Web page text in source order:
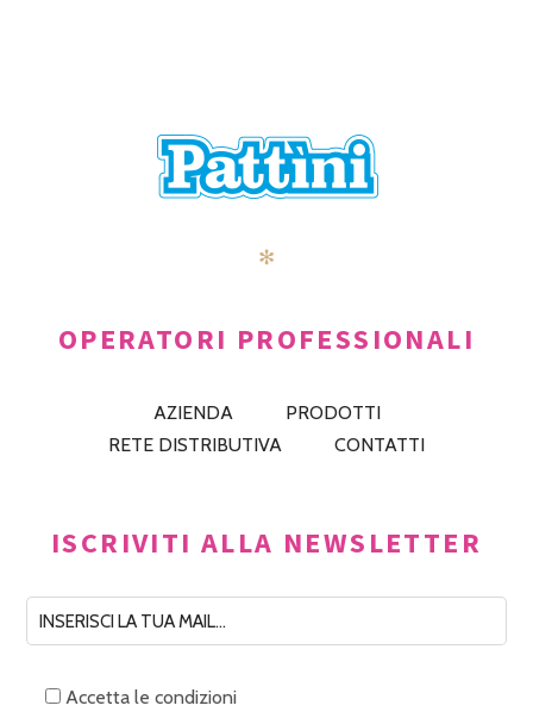
✻
OPERATORI PROFESSIONALI
AZIENDA
PRODOTTI
RETE DISTRIBUTIVA
CONTATTI
ISCRIVITI ALLA NEWSLETTER
Accetta le condizioni